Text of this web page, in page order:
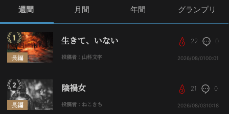
週間 月間 年間 グランプリ
長編
生きて、いない
投稿者：山科文字
22 0
2026/08/01 00:01
長編
陰禍女
投稿者：ねこきち
21 0
2026/08/0310:18